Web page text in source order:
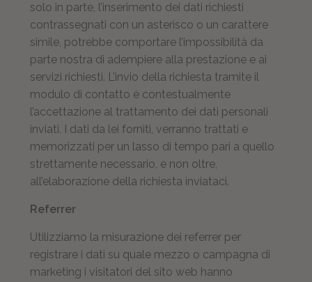
solo in parte, l’inserimento dei dati richiesti
contrassegnati con un asterisco o un carattere
simile, potrebbe comportare l’impossibilità da
parte nostra di adempiere alla prestazione e ai
servizi richiesti. L’invio della richiesta tramite il
modulo di contatto è contestualmente
l’accettazione al trattamento dei dati personali
inviati. I dati da lei forniti, verranno trattati e
memorizzati per un lasso di tempo pari a quello
strettamente necessario, e non oltre,
all’elaborazione della richiesta inviataci.
Referrer
Utilizziamo la misurazione dei referrer per
registrare i dati su quale mezzo o campagna di
marketing i visitatori del sito web hanno